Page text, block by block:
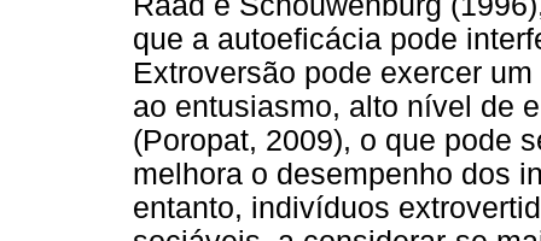
que a autoeficácia pode
Extroversão pode exercer
ao entusiasmo, alto nível de
(Poropat, 2009), o que pode
melhora o desempenho dos
entanto, indivíduos